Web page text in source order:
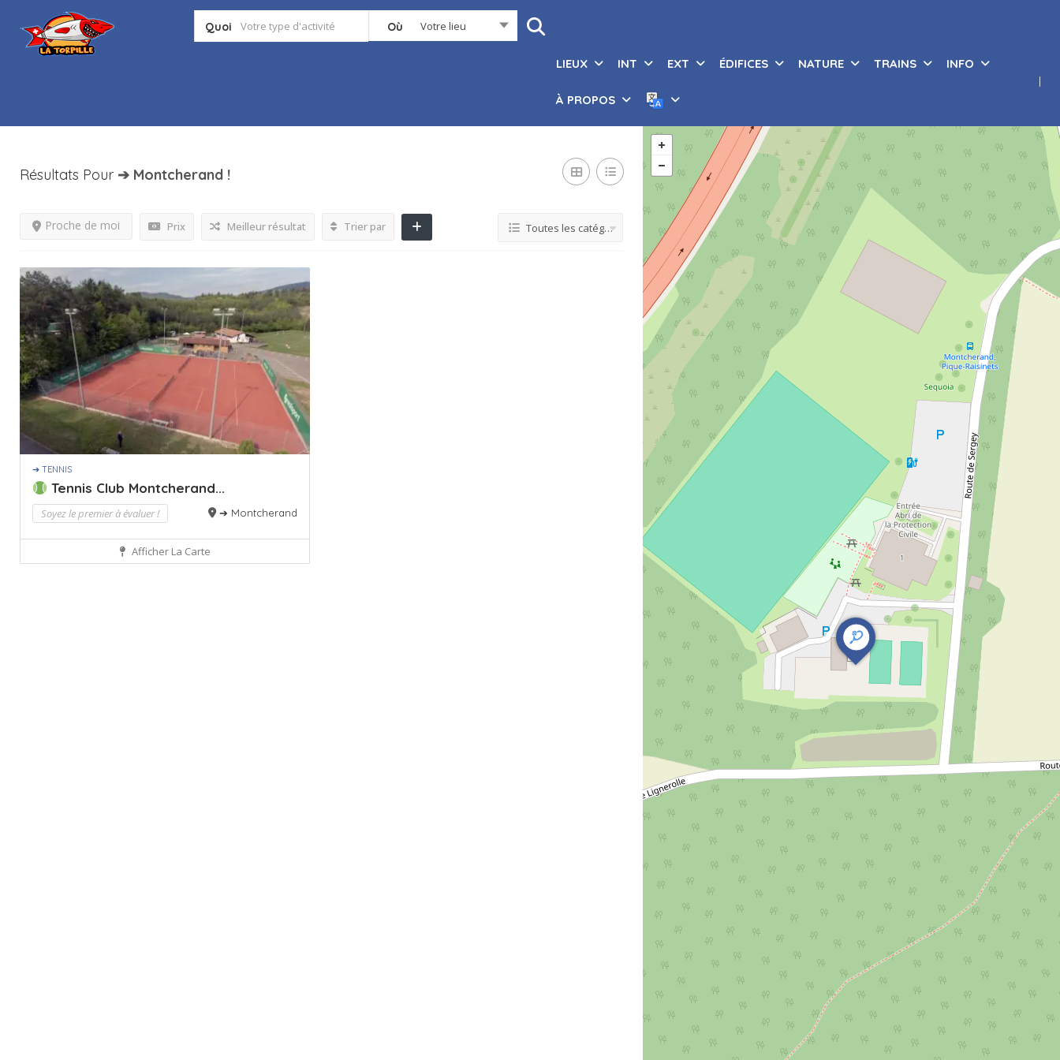
Quoi Où Votre lieu
LIEUX INT EXT ÉDIFICES NATURE TRAINS INFO
À PROPOS
Résultats Pour ➔ Montcherand !
Prix
Proche de moi Meilleur résultat Trier par Toutes les catégories
➔ TENNIS
Tennis Club Montcherand...
Soyez le premier à évaluer ! ➔ Montcherand
Afficher La Carte